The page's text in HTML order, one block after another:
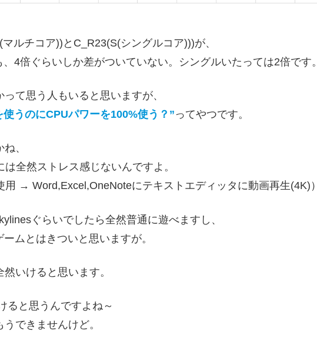
ルチコア))とC_R23(S(シングルコア)))が、
4倍ぐらいしか差がついていない。シングルいたっては2倍です。
て思う人もいると思いますが、
うのにCPUパワーを100%使う？”ってやつです。
、
全然ストレス感じないんですよ。
用 → Word,Excel,OneNoteにテキストエディッタに動画再生(4K)）
ぐらいでしたら全然普通に遊べますし、
ムとはきついと思いますが。
いけると思います。
ると思うんですよね～
できませんけど。